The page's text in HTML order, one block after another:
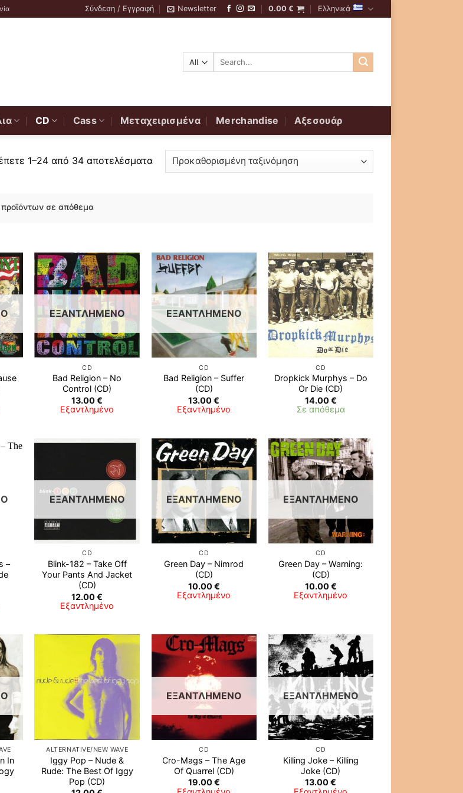
Σύνδεση / Εγγραφή Newsletter 0.00€ Ελληνικά
Αναζήτηση
CD Cass Μεταχειρισμένα Merchandise Αξεσουάρ
1–24 από 34 αποτελέσματα
σε απόθεμα
ΕΞΑΝΤΛΗΜΈΝΟ
CD
Bad Religion – No
Control (CD)
13.00€
Εξαντλημένο
ΕΞΑΝΤΛΗΜΈΝΟ
CD
Bad Religion – Suffer
(CD)
13.00€
Εξαντλημένο
CD
Dropkick Murphys ‎– Do
Or Die (CD)
14.00€
Σε απόθεμα
‎–
ΕΞΑΝΤΛΗΜΈΝΟ
CD
Blink-182 – Take Off
Your Pants And Jacket
(CD)
12.00€
Εξαντλημένο
ΕΞΑΝΤΛΗΜΈΝΟ
CD
Green Day ‎– Nimrod
(CD)
10.00€
Εξαντλημένο
ΕΞΑΝΤΛΗΜΈΝΟ
CD
Green Day ‎– Warning:
(CD)
10.00€
Εξαντλημένο
In
ALTERNATIVE/NEW WAVE
Iggy Pop – Nude &
Rude: The Best Of Iggy
Pop (CD)
ΕΞΑΝΤΛΗΜΈΝΟ
CD
Cro-Mags – The Age
Of Quarrel (CD)
19.00€
ΕΞΑΝΤΛΗΜΈΝΟ
CD
Killing Joke – Killing
Joke (CD)
13.00€